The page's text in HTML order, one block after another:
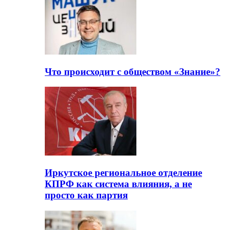
Что происходит с обществом «Знание»?
Иркутское региональное отделение
КПРФ как система влияния, а не
просто как партия